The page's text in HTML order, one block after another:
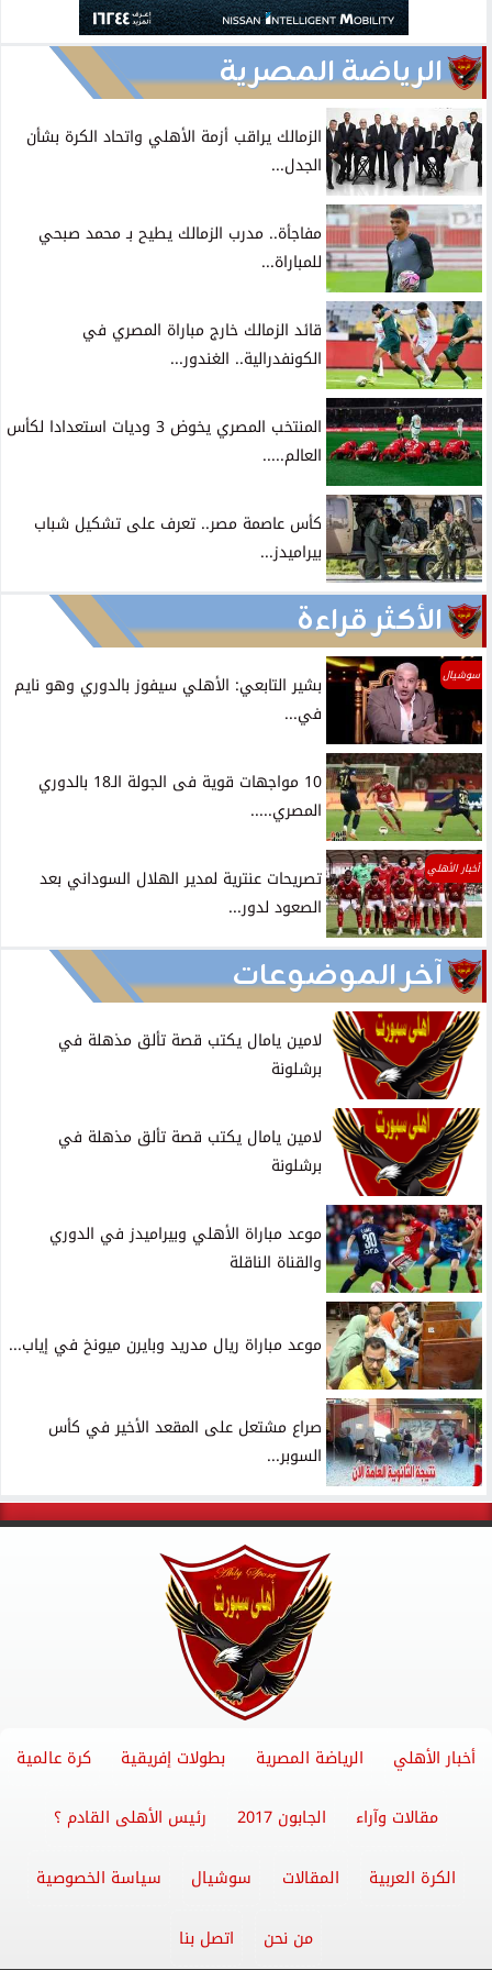
الرياضة المصرية
الزمالك يراقب أزمة الأهلي واتحاد الكرة بشأن
الجدل...
مفاجأة.. مدرب الزمالك يطيح بـ محمد صبحي
للمباراة...
قائد الزمالك خارج مباراة المصري في
الكونفدرالية.. الغندور...
المنتخب المصري يخوض 3 وديات استعدادا لكأس
العالم.....
كأس عاصمة مصر.. تعرف على تشكيل شباب
بيراميدز...
الأكثر قراءة
سوشيال
بشير التابعي: الأهلي سيفوز بالدوري وهو نايم
في...
10 مواجهات قوية فى الجولة الـ18 بالدوري
المصري.....
أخبار الأهلي
تصريحات عنترية لمدير الهلال السوداني بعد
الصعود لدور...
آخر الموضوعات
لامين يامال يكتب قصة تألق مذهلة في
برشلونة
لامين يامال يكتب قصة تألق مذهلة في
برشلونة
موعد مباراة الأهلي وبيراميدز في الدوري
والقناة الناقلة
موعد مباراة ريال مدريد وبايرن ميونخ في إياب...
صراع مشتعل على المقعد الأخير في كأس
السوبر...
أخبار الأهلي الرياضة المصرية بطولات إفريقية كرة عالمية
مقالات وآراء الجابون 2017 رئيس الأهلى القادم ؟
الكرة العربية المقالات سوشيال سياسة الخصوصية
من نحن اتصل بنا